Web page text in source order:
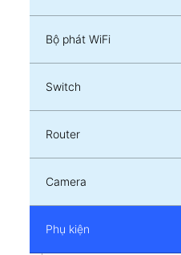
Bộ phát WiFi
Switch
Router
Camera
Phụ kiện